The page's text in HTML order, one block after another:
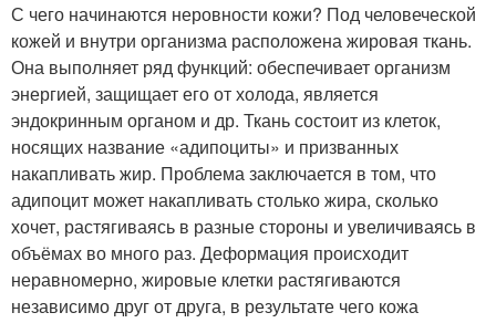
С чего начинаются неровности кожи? Под человеческой
кожей и внутри организма расположена жировая ткань.
Она выполняет ряд функций: обеспечивает организм
энергией, защищает его от холода, является
эндокринным органом и др. Ткань состоит из клеток,
носящих название «адипоциты» и призванных
накапливать жир. Проблема заключается в том, что
адипоцит может накапливать столько жира, сколько
хочет, растягиваясь в разные стороны и увеличиваясь в
объёмах во много раз. Деформация происходит
неравномерно, жировые клетки растягиваются
независимо друг от друга, в результате чего кожа